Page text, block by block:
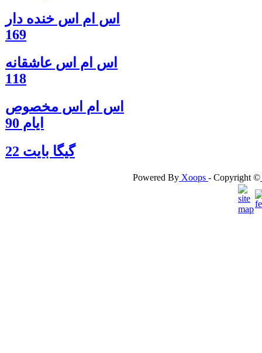
اس ام اس خنده دار
169
اس ام اس عاشقانه
118
اس ام اس مخصوص
ایام 90
گيگا بايت 22
Powered By Xoops - Copyright ©